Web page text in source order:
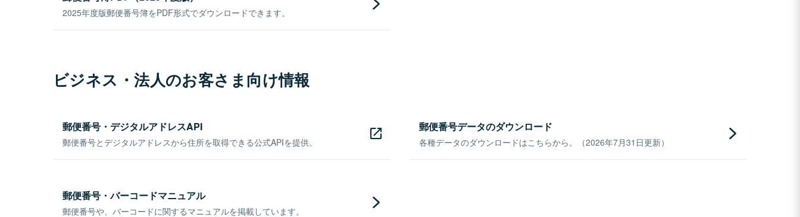
2025年度版郵便番号簿をPDF形式でダウンロードできます。
ビジネス・法人のお客さま向け情報
郵便番号・デジタルアドレスAPI
郵便番号とデジタルアドレスから住所を取得できる公式APIを提供。
郵便番号データのダウンロード
各種データのダウンロードはこちらから。（2026年7月31日更新）
郵便番号・バーコードマニュアル
郵便番号や、バーコードに関するマニュアルを掲載しています。